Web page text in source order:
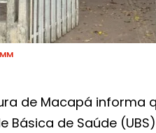
de Macapá
Básica de Saúde